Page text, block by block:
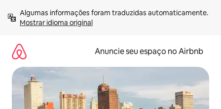
para
Mostrar idioma original
Anuncie seu espaço no Airbnb